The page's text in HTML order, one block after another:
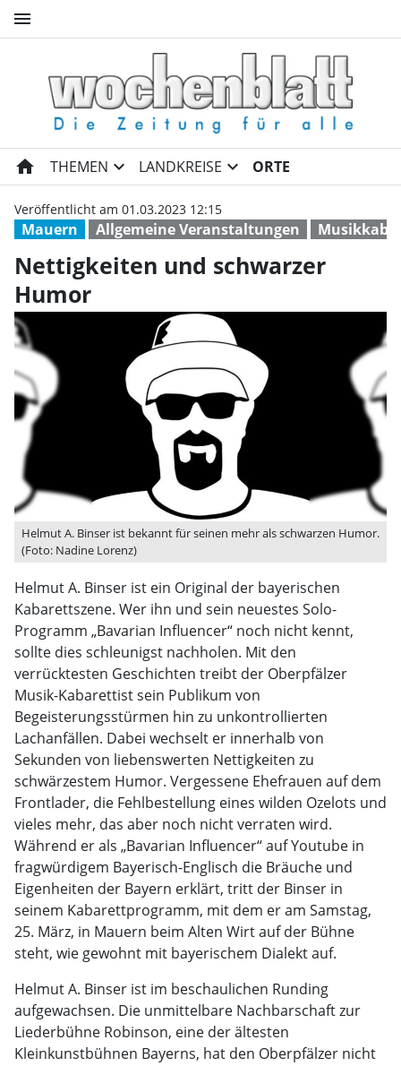
menu
Nettigkeiten und schwarzer
home THEMEN expand_more LANDKREISE expand_more ORTE
Mauern Allgemeine Veranstaltungen
Veröffentlicht am 01.03.2023 12:15
Nettigkeiten und schwarzer
Humor
Helmut A. Binser ist bekannt für seinen mehr als schwarzen Humor.
(Foto: Nadine Lorenz)
Helmut A. Binser ist ein Original der bayerischen
Kabarettszene. Wer ihn und sein neuestes Solo-
Programm „Bavarian Influencer“ noch nicht kennt,
sollte dies schleunigst nachholen. Mit den
verrücktesten Geschichten treibt der Oberpfälzer
Musik-Kabarettist sein Publikum von
Begeisterungsstürmen hin zu unkontrollierten
Lachanfällen. Dabei wechselt er innerhalb von
Sekunden von liebenswerten Nettigkeiten zu
schwärzestem Humor. Vergessene Ehefrauen auf dem
Frontlader, die Fehlbestellung eines wilden Ozelots und
vieles mehr, das aber noch nicht verraten wird.
Während er als „Bavarian Influencer“ auf Youtube in
fragwürdigem Bayerisch-Englisch die Bräuche und
Eigenheiten der Bayern erklärt, tritt der Binser in
seinem Kabarettprogramm, mit dem er am Samstag,
25. März, in Mauern beim Alten Wirt auf der Bühne
steht, wie gewohnt mit bayerischem Dialekt auf.
Helmut A. Binser ist im beschaulichen Runding
aufgewachsen. Die unmittelbare Nachbarschaft zur
Liederbühne Robinson, eine der ältesten
Kleinkunstbühnen Bayerns, hat den Oberpfälzer nicht